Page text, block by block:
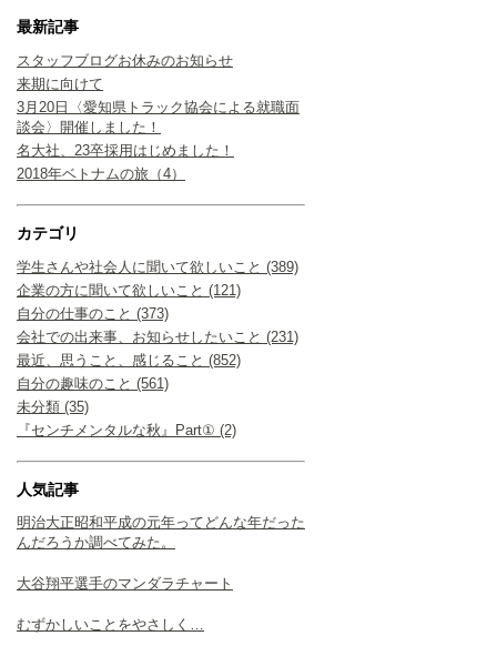
最新記事
スタッフブログお休みのお知らせ
来期に向けて
3月20日〈愛知県トラック協会による就職面
談会〉開催しました！
名大社、23卒採用はじめました！
2018年ベトナムの旅（4）
カテゴリ
学生さんや社会人に聞いて欲しいこと (389)
企業の方に聞いて欲しいこと (121)
自分の仕事のこと (373)
会社での出来事、お知らせしたいこと (231)
最近、思うこと、感じること (852)
自分の趣味のこと (561)
未分類 (35)
『センチメンタルな秋』Part① (2)
人気記事
明治大正昭和平成の元年ってどんな年だった
んだろうか調べてみた。
大谷翔平選手のマンダラチャート
むずかしいことをやさしく…